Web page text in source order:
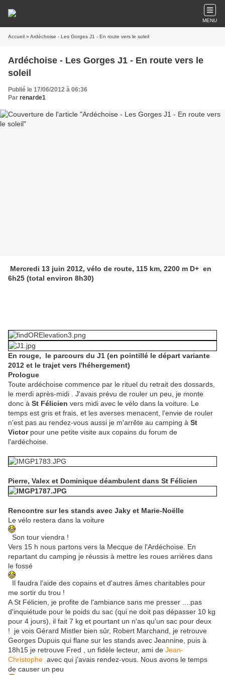
MENU
Accueil » Ardéchoise - Les Gorges J1 - En route vers le soleil
Ardéchoise - Les Gorges J1 - En route vers le
soleil
Publié le 17/06/2012 à 06:36
Par renarde1
Mercredi 13 juin 2012, vélo de route, 115 km, 2200 m D+ en
6h25 (total environ 8h30)
En rouge,
le parcours du J1 (en pointillé le départ variante
2012 et le trajet vers l'héhergement)
Prologue
Toute ardéchoise commence par le rituel du retrait des dossards,
le merdi après-midi . J'avais prévu de rouler un peu, je monte
donc à St Félicien vers midi avec le vélo dans la voiture. Le
temps est gris et frais, et les averses menacent, l'envie de rouler
n'est pas au rendez-vous aussi je m'arrête au camping à St
Victorpour une petite visite aux copains du forum de
l'ardéchoise.
Pierre, Valex et Dominique déambulent dans St Félicien
Rencontre sur les stands avec Jaky et Marie-Noëlle
Le vélo restera dans la voiture
Son tour viendra !
Vers 15 h nous partons vers la Mecque de l'Ardéchoise. En
repartant du camping je réussis à mettre les roues arrières dans
le fossé
Il faudra l'aide des copains et d'autres âmes charitables pour
me sortir du trou !
A St Félicien, je profite de l'ambiance sans me presser ....pas
d'inquiétude pour le poids du sac (qui ne doit pas dépasser 10 kg
pour 4 jours), il fait 7 kg et pourtant un n'as qu'un sac pour deux
! je vois Gérard Mistler bien sûr, Robert Marchand, je retrouve
Georges Dupuis qui flane sur les stands avec Jeannine, puis à
18h15 je retrouve Fred , un fidèle lecteur, ami de Jean-
Christophe avec qui j'avais rendez-vous. Nous avons le temps
de causer un peu